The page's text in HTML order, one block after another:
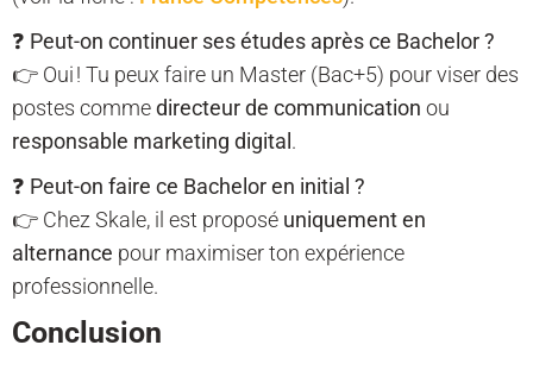
❓ Peut-on continuer ses études après ce Bachelor ?
👉 Oui ! Tu peux faire un Master (Bac+5) pour viser des
postes commedirecteur de communication ou
responsable marketing digital.
❓ Peut-on faire ce Bachelor en initial ?
👉 Chez Skale, il est proposé uniquement en
alternance pour maximiser ton expérience
professionnelle.
Conclusion